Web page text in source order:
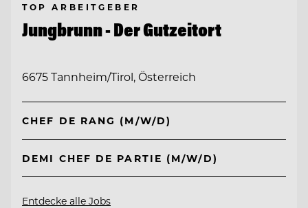
TOP ARBEITGEBER
Jungbrunn - Der Gutzeitort
6675 Tannheim/Tirol, Österreich
CHEF DE RANG (M/W/D)
DEMI CHEF DE PARTIE (M/W/D)
Entdecke alle Jobs